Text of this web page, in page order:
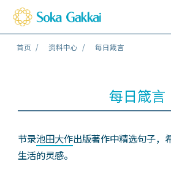
首页 资料中心 每日箴言
每日箴言
节录池田大作出版著作中精选句子，
生活的灵感。